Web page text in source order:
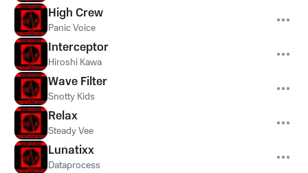
High Crew
Panic Voice
Interceptor
Hiroshi Kawa
Wave Filter
Snotty Kids
Relax
Steady Vee
Lunatixx
Dataprocess